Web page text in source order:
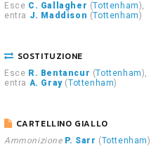
Esce C. Gallagher (Tottenham),
entra J. Maddison (Tottenham)
SOSTITUZIONE
Esce R. Bentancur (Tottenham),
entra A. Gray(Tottenham)
CARTELLINO GIALLO
Ammonizione P. Sarr (Tottenham)